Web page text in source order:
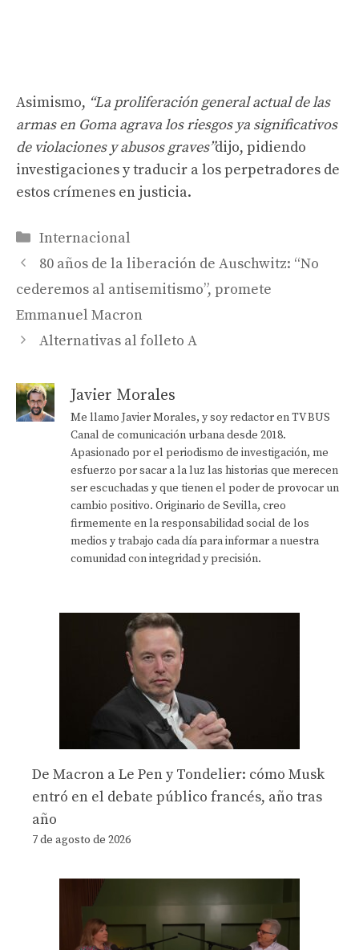
Asimismo, “La proliferación general actual de las
armas en Goma agrava los riesgos ya significativos
de violaciones y abusos graves”dijo, pidiendo
investigaciones y traducir a los perpetradores de
estos crímenes en justicia.
Categorías
Internacional
80 años de la liberación de Auschwitz: “No
cederemos al antisemitismo”, promete
Emmanuel Macron
Alternativas al folleto A
Javier Morales
Me llamo Javier Morales, y soy redactor en TV BUS
Canal de comunicación urbana desde 2018.
Apasionado por el periodismo de investigación, me
esfuerzo por sacar a la luz las historias que merecen
ser escuchadas y que tienen el poder de provocar un
cambio positivo. Originario de Sevilla, creo
firmemente en la responsabilidad social de los
medios y trabajo cada día para informar a nuestra
comunidad con integridad y precisión.
De Macron a Le Pen y Tondelier: cómo Musk
entró en el debate público francés, año tras
año
7 de agosto de 2026